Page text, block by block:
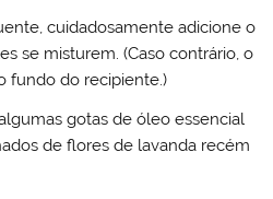
cuidadosamente adicione o
se misturem. (Caso contrário, o
fundo do recipiente.)
gotas de óleo essencial
de flores de lavanda recém